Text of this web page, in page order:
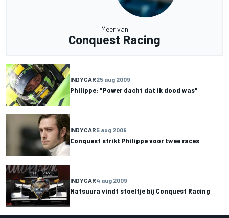
Meer van
Conquest Racing
INDYCAR25 aug 2009
Philippe: "Power dacht dat ik dood was"
INDYCAR5 aug 2009
Conquest strikt Philippe voor twee races
INDYCAR4 aug 2009
Matsuura vindt stoeltje bij Conquest Racing